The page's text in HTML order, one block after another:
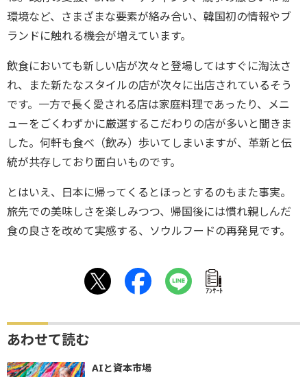
環境など、さまざまな要素が絡み合い、韓国初の情報やブ
ランドに触れる機会が増えています。
飲食においても新しい店が次々と登場してはすぐに淘汰さ
れ、また新たなスタイルの店が次々に出店されているそう
です。一方で長く愛される店は家庭料理であったり、メニ
ューをごくわずかに厳選するこだわりの店が多いと聞きま
した。何軒も食べ（飲み）歩いてしまいますが、革新と伝
統が共存しており面白いものです。
とはいえ、日本に帰ってくるとほっとするのもまた事実。
旅先での美味しさを楽しみつつ、帰国後には慣れ親しんだ
食の良さを改めて実感する、ソウルフードの再発見です。
ｱﾝｹｰﾄ
あわせて読む
AIと資本市場